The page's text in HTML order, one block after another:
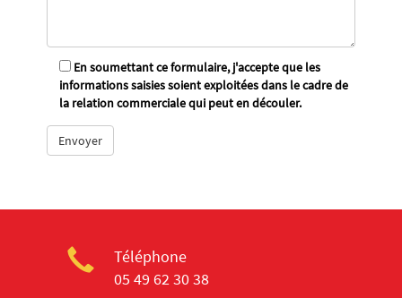
En soumettant ce formulaire, j'accepte que les
informations saisies soient exploitées dans le cadre de
la relation commerciale qui peut en découler.
Téléphone
05 49 62 30 38